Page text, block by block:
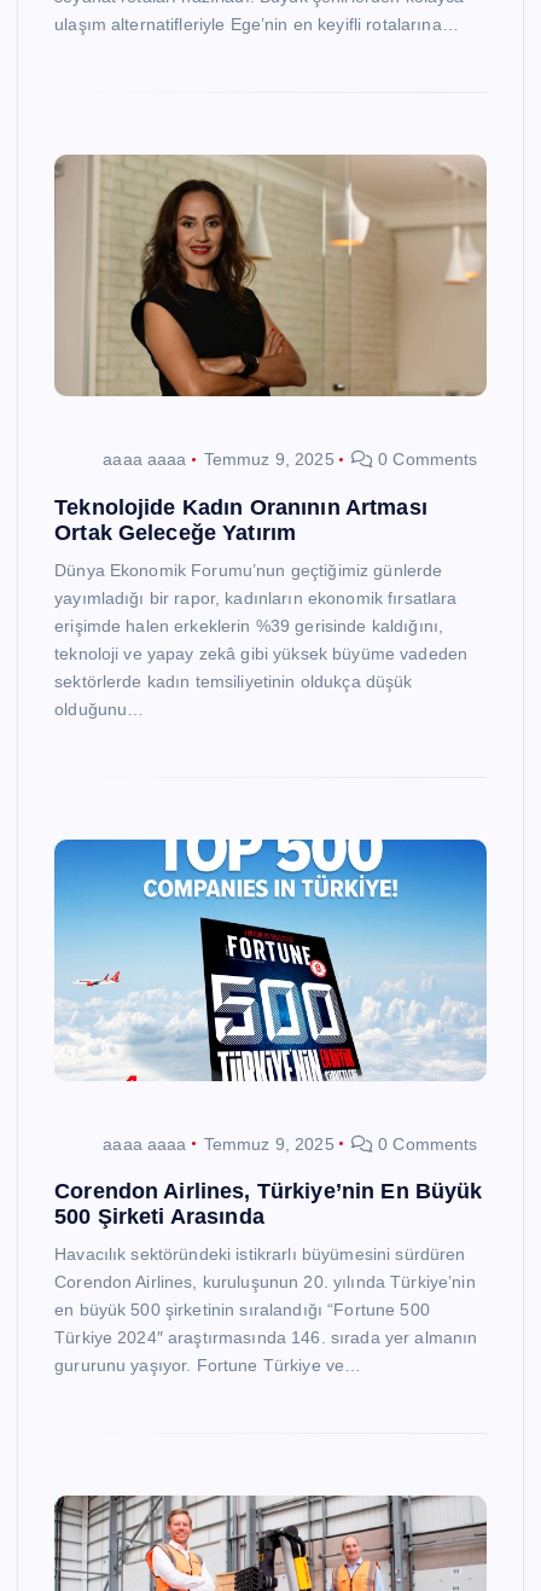
ulaşım alternatifleriyle Ege’nin en keyifli rotalarına…
aaaa aaaa Temmuz 9, 2025 0 Comments
Teknolojide Kadın Oranının Artması
Ortak Geleceğe Yatırım
Dünya Ekonomik Forumu’nun geçtiğimiz günlerde
yayımladığı bir rapor, kadınların ekonomik fırsatlara
erişimde halen erkeklerin %39 gerisinde kaldığını,
teknoloji ve yapay zekâ gibi yüksek büyüme vadeden
sektörlerde kadın temsiliyetinin oldukça düşük
olduğunu…
aaaa aaaa Temmuz 9, 2025 0 Comments
Corendon Airlines, Türkiye’nin En Büyük
500 Şirketi Arasında
Havacılık sektöründeki istikrarlı büyümesini sürdüren
Corendon Airlines, kuruluşunun 20. yılında Türkiye’nin
en büyük 500 şirketinin sıralandığı “Fortune 500
Türkiye 2024″ araştırmasında 146. sırada yer almanın
gururunu yaşıyor. Fortune Türkiye ve…